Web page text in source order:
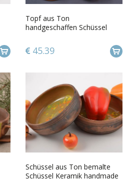
Topf aus Ton
handgeschaffen Schüssel
Keramik Set modern
45.39
Schüssel aus Ton bemalte
Schüssel Keramik handmade